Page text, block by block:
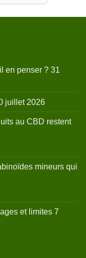
en penser ? 31
juillet 2026
au CBD restent
mineurs qui
et limites 7